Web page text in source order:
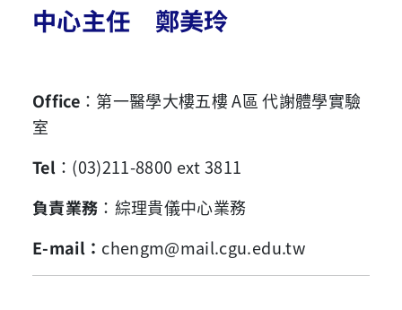
中心主任 鄭美玲
Office ：第一醫學大樓五樓 A區 代謝體學實驗
室
Tel ：(03)211-8800 ext 3811
負責業務 ：綜理貴儀中心業務
E-mail ： chengm@mail.cgu.edu.tw